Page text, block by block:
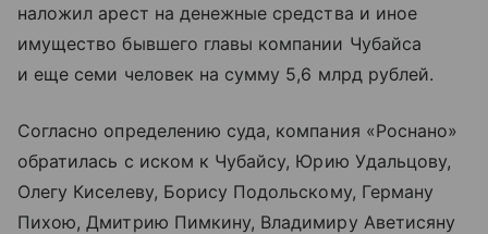
наложил арест на денежные средства и иное
имущество бывшего главы компании Чубайса
и еще семи человек на сумму 5,6 млрд рублей.
Согласно определению суда, компания «Роснано»
обратилась с иском к Чубайсу, Юрию Удальцову,
Олегу Киселеву, Борису Подольскому, Герману
Пихою, Дмитрию Пимкину, Владимиру Аветисяну